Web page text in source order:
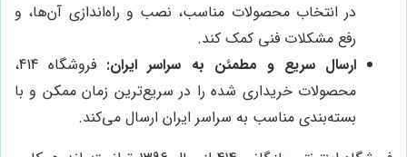
در انتخاب محصولات مناسب، نصب و راه‌اندازی آن‌ها، و
رفع مشکلات فنی کمک کند.
ارسال سریع و مطمئن به سراسر ایران:
فروشگاه 414،
محصولات خریداری شده را در سریع‌ترین زمان ممکن و با
بسته‌بندی مناسب به سراسر ایران ارسال می‌کند.